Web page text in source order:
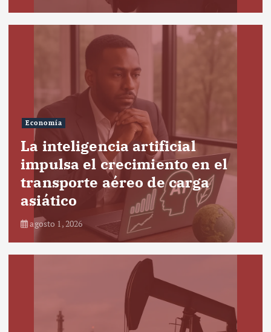
Economía
La inteligencia artificial
impulsa el crecimiento en el
transporte aéreo de carga
asiático
agosto 1, 2026